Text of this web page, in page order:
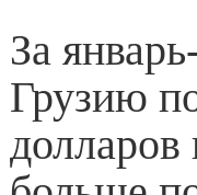
За
Грузию
долларов